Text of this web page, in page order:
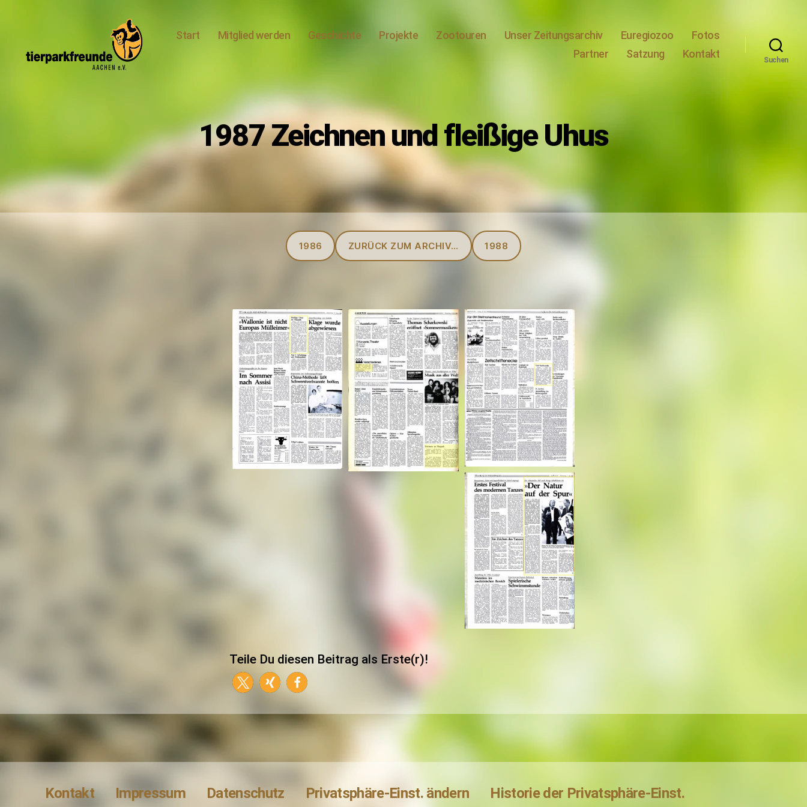
Start Mitglied werden Geschichte Projekte Zootouren Unser Zeitungsarchiv Euregiozoo
Fotos
Partner
Satzung Kontakt Suchen
Kategorien
1987 Zeichnen und fleißige Uhus
1986 ZURÜCK ZUM ARCHIV… 1988
Teile Du diesen Beitrag als Erste(r)!
Kontakt Impressum Datenschutz Privatsphäre-Einst. ändern Historie der Privatsphäre-Einst.